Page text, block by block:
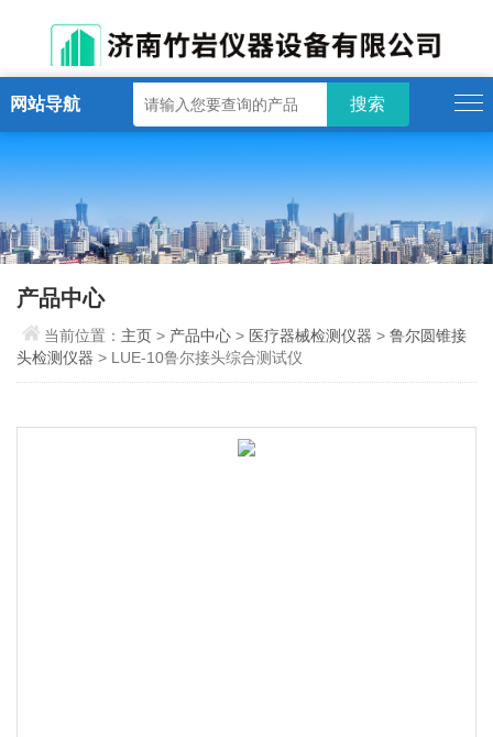
网站导航
产品中心
当前位置： 主页> 产品中心 > 医疗器械检测仪器 >鲁尔圆锥接
头检测仪器 > LUE-10鲁尔接头综合测试仪